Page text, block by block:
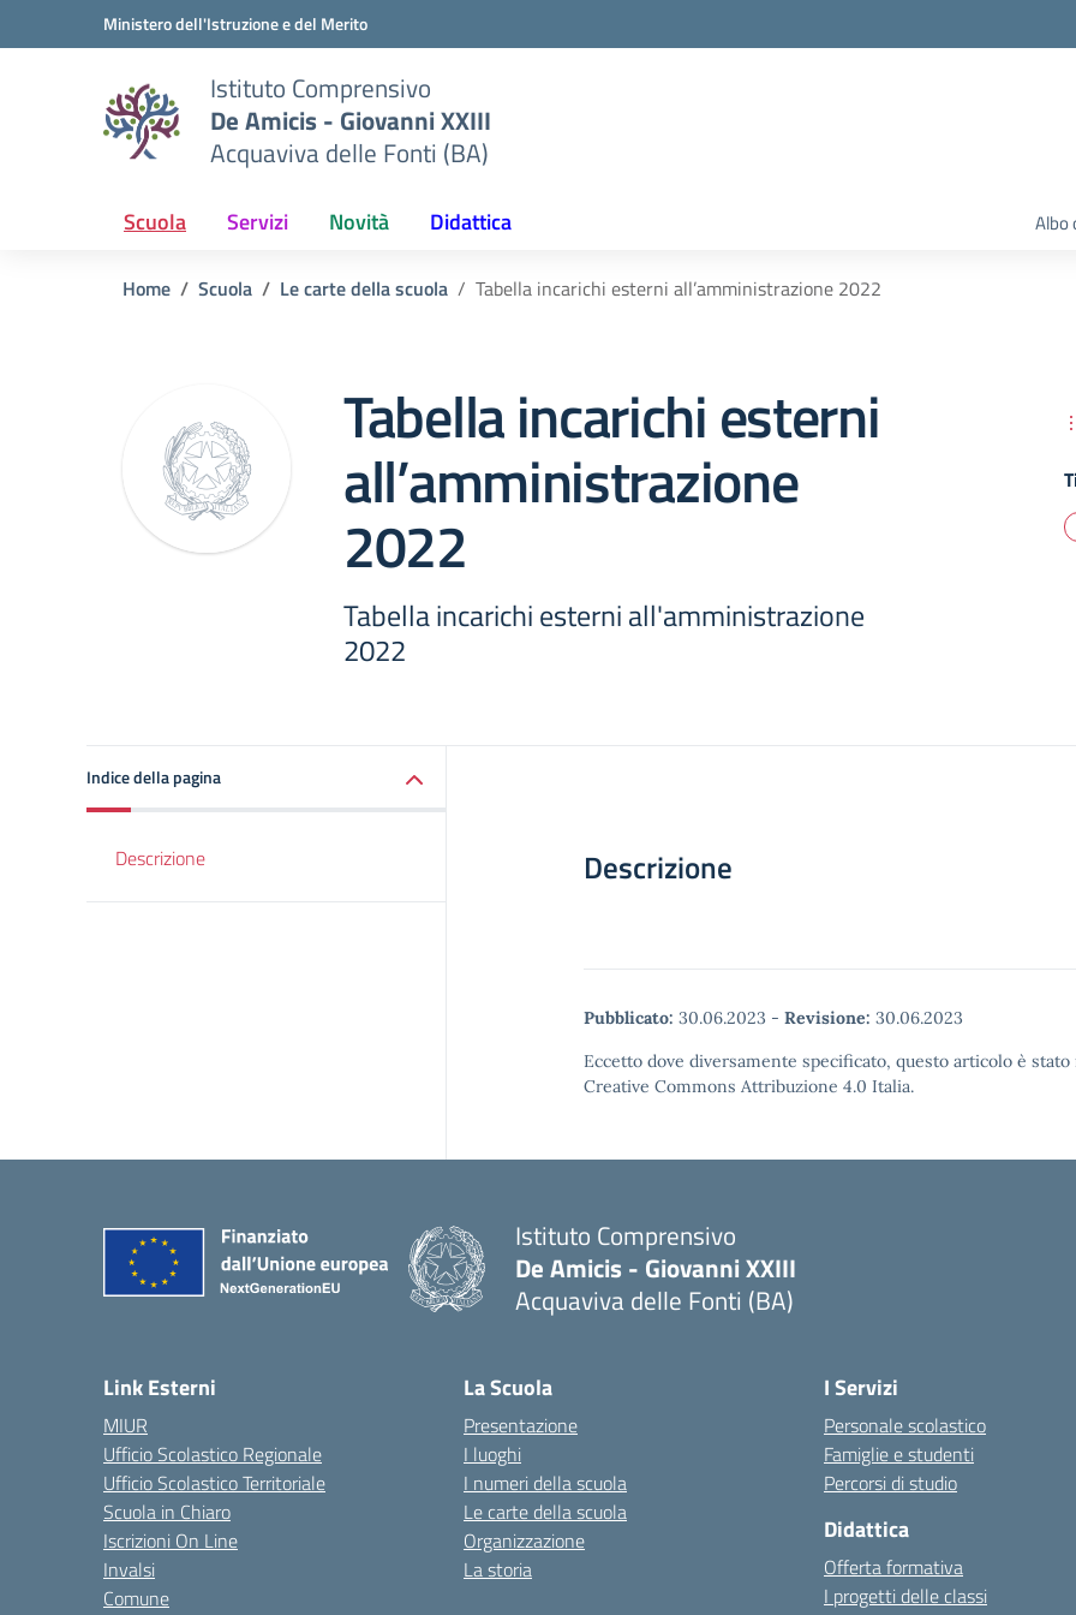
Vai ai contenuti
Vai al menu di navigazioneMinistero dell'Istruzione e del Merito
Istituto Comprensivo
De Amicis - Giovanni XXIII
Acquaviva delle Fonti (BA)
Scuola Servizi Novità Didattica Albo
Home Scuola Le carte della scuola Tabella incarichi esterni all’amministrazione 2022
Tabella incarichi esterni
all’amministrazione
2022
Tabella incarichi esterni all'amministrazione
2022
Indice della pagina
Descrizione Descrizione
Pubblicato: 30.06.2023 - Revisione: 30.06.2023
Eccetto dove diversamente specificato, questo articolo è
Creative Commons Attribuzione 4.0 Italia.
Istituto Comprensivo
De Amicis - Giovanni XXIII
Acquaviva delle Fonti (BA)
Link Esterni
MIUR
Ufficio Scolastico Regionale
Ufficio Scolastico Territoriale
Scuola in Chiaro
Iscrizioni On Line
Invalsi
Comune
La Scuola
Presentazione
I luoghi
I numeri della scuola
Le carte della scuola
Organizzazione
La storia
I Servizi
Personale scolastico
Famiglie e studenti
Percorsi di studio
Didattica
Offerta formativa
I progetti delle classi